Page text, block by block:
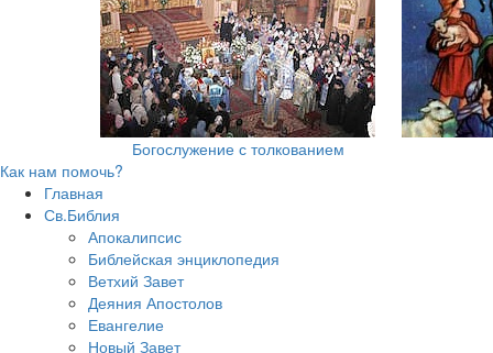
Богослужение с толкованием
Как нам помочь?
Главная
Св.Библия
Апокалипсис
Библейская энциклопедия
Ветхий Завет
Деяния Апостолов
Евангелие
Новый Завет